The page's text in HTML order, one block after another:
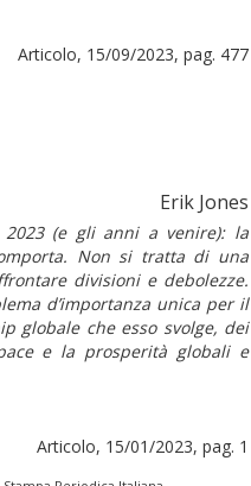
Articolo, 15/09/2023, pag. 477
Erik Jones
(e gli anni a venire): la
Non si tratta di una
divisioni e debolezze.
d’importanza unica per il
globale che esso svolge, dei
e la prosperità globali e
Articolo, 15/01/2023, pag. 1